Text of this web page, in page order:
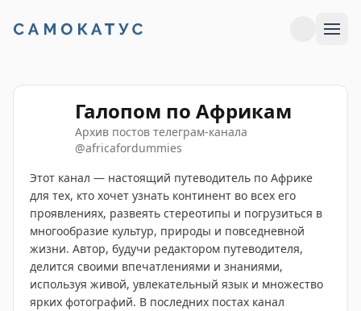
Галопом по Африкам
Архив постов телеграм-канала
@africafordummies
Этот канал — настоящий путеводитель по Африке
для тех, кто хочет узнать континент во всех его
проявлениях, развеять стереотипы и погрузиться в
многообразие культур, природы и повседневной
жизни. Автор, будучи редактором путеводителя,
делится своими впечатлениями и знаниями,
используя живой, увлекательный язык и множество
ярких фотографий. В последних постах канал